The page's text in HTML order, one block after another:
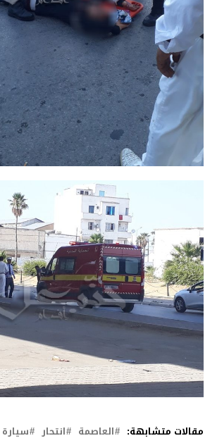
مقالات متشابهة: العاصمة انتحار سيارة